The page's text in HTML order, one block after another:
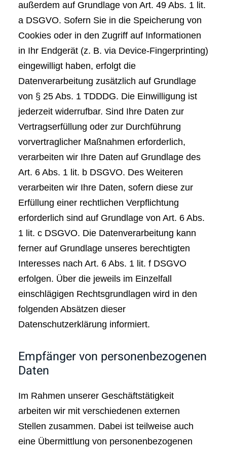
außerdem auf Grundlage von Art. 49 Abs. 1 lit.
a DSGVO. Sofern Sie in die Speicherung von
Cookies oder in den Zugriff auf Informationen
in Ihr Endgerät (z. B. via Device-Fingerprinting)
eingewilligt haben, erfolgt die
Datenverarbeitung zusätzlich auf Grundlage
von § 25 Abs. 1 TDDDG. Die Einwilligung ist
jederzeit widerrufbar. Sind Ihre Daten zur
Vertragserfüllung oder zur Durchführung
vorvertraglicher Maßnahmen erforderlich,
verarbeiten wir Ihre Daten auf Grundlage des
Art. 6 Abs. 1 lit. b DSGVO. Des Weiteren
verarbeiten wir Ihre Daten, sofern diese zur
Erfüllung einer rechtlichen Verpflichtung
erforderlich sind auf Grundlage von Art. 6 Abs.
1 lit. c DSGVO. Die Datenverarbeitung kann
ferner auf Grundlage unseres berechtigten
Interesses nach Art. 6 Abs. 1 lit. f DSGVO
erfolgen. Über die jeweils im Einzelfall
einschlägigen Rechtsgrundlagen wird in den
folgenden Absätzen dieser
Datenschutzerklärung informiert.
Empfänger von personenbezogenen
Daten
Im Rahmen unserer Geschäftstätigkeit
arbeiten wir mit verschiedenen externen
Stellen zusammen. Dabei ist teilweise auch
eine Übermittlung von personenbezogenen